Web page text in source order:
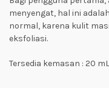
menyengat, hal ini
normal, karena kulit
eksfoliasi.
Tersedia kemasan : 20 mL